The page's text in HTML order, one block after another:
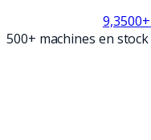
9,3500+
500+ machines en stock